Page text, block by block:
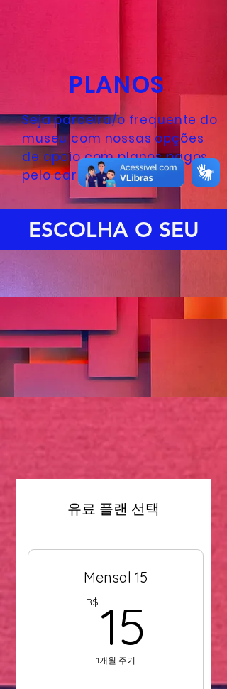
PLANOS
Seja parceira/o frequente do
museu com nossas opções
de apoio com planos pagos
pelo cartão de crédito
ESCOLHA O SEU
유료 플랜 선택
Mensal 15
R$ 15
1개월 주기